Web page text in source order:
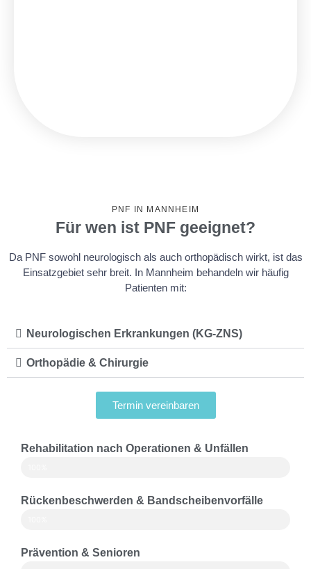
PNF IN MANNHEIM
Für wen ist PNF geeignet?
Da PNF sowohl neurologisch als auch orthopädisch wirkt, ist das
Einsatzgebiet sehr breit. In Mannheim behandeln wir häufig
Patienten mit:
Neurologischen Erkrankungen (KG-ZNS)
Orthopädie & Chirurgie
Termin vereinbaren
Rehabilitation nach Operationen & Unfällen
Rückenbeschwerden & Bandscheibenvorfälle
Prävention & Senioren